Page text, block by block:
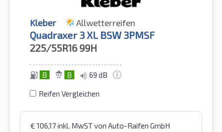
Kleber Allwetterreifen
Quadraxer 3 XL BSW 3PMSF
225/55R16 99H
B B 69 dB
Reifen Vergleichen
€ 106,17inkl. MwSTvon Auto-Raifen GmbH